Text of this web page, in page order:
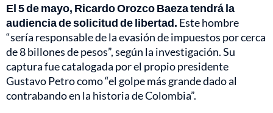
El 5 de mayo, Ricardo Orozco Baeza tendrá la
audiencia de solicitud de libertad. Este hombre
“sería responsable de la evasión de impuestos por cerca
de 8 billones de pesos”, según la investigación. Su
captura fue catalogada por el propio presidente
Gustavo Petro como “el golpe más grande dado al
contrabando en la historia de Colombia”.